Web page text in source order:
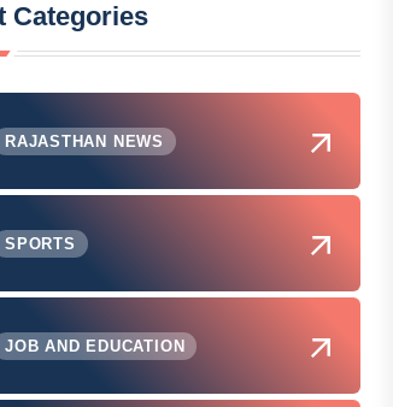
Categories
RAJASTHAN NEWS
SPORTS
JOB AND EDUCATION